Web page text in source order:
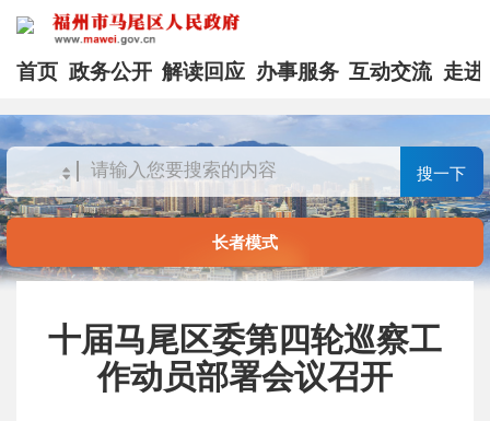
首页 政务公开 解读回应 办事服务 互动交流 走进
搜一下
长者模式
十届马尾区委第四轮巡察工
作动员部署会议召开